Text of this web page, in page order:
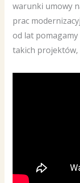
warunki umowy
prac
od lat
takich projektów,